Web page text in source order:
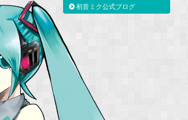
初音ミク公式ブログ